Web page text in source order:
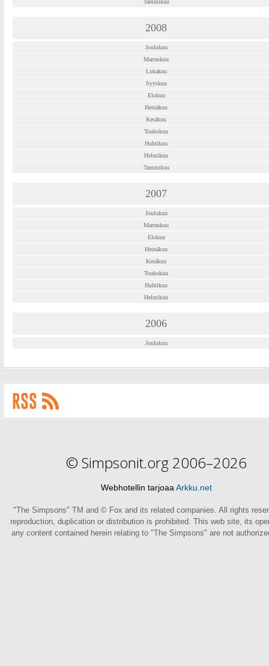
Tammikuu
2008
Joulukuu
Marraskuu
Lokakuu
Syyskuu
Elokuu
Heinäkuu
Kesäkuu
Toukokuu
Huhtikuu
Helmikuu
Tammikuu
2007
Joulukuu
Marraskuu
Elokuu
Heinäkuu
Kesäkuu
Toukokuu
Huhtikuu
Helmikuu
2006
Joulukuu
© Simpsonit.org 2006–2026
Webhotellin tarjoaa Arkku.net
"The Simpsons" TM and © Fox and its related companies. All rights
reproduction, duplication or distribution is prohibited. This web site, its
any content contained herein relating to "The Simpsons" are not